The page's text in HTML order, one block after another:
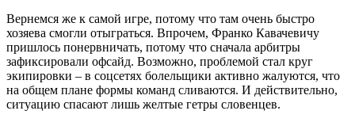
Вернемся же к самой игре, потому что там очень быстро
хозяева смогли отыграться. Впрочем, Франко Кавачевичу
пришлось понервничать, потому что сначала арбитры
зафиксировали офсайд. Возможно, проблемой стал круг
экипировки – в соцсетях болельщики активно жалуются, что
на общем плане формы команд сливаются. И действительно,
ситуацию спасают лишь желтые гетры словенцев.